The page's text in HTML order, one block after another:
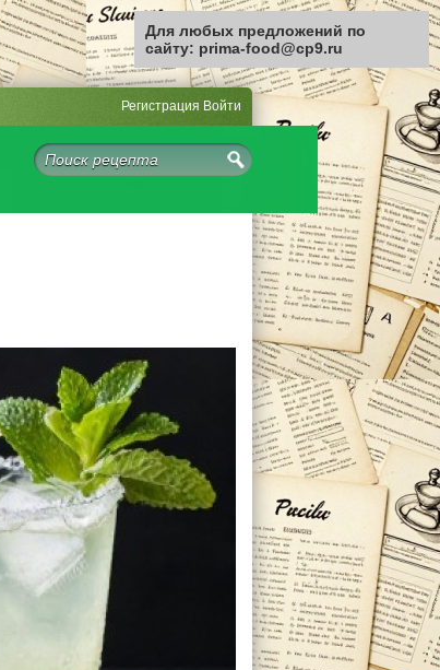
Регистрация Войти
Для любых предложений по
сайту: prima-food@cp9.ru